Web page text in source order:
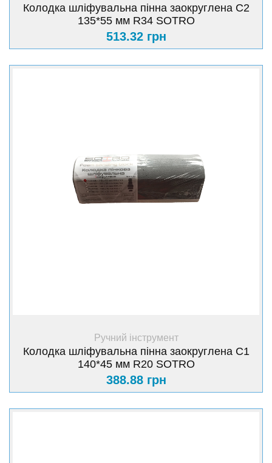
Колодка шліфувальна пінна заокруглена C2
135*55 мм R34 SOTRO
513.32 грн
+ Купити
Ручний інструмент
Колодка шліфувальна пінна заокруглена C1
140*45 мм R20 SOTRO
388.88 грн